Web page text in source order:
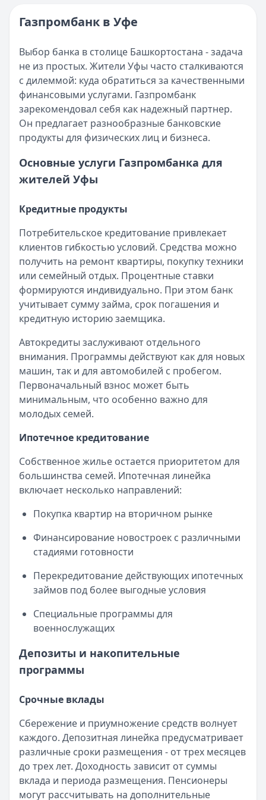
В 2025 году получить ипотечный кредит
Опубликовано:17 ноября 2025 г.
Читать статью
Интернет-банк Бинбанка
Кратко:Современные банковские услуги стали еще
Опубликовано:17 ноября 2025 г.
Категория:Кредиты
Читать статью
Субсидии малоимущим семьям в 2025 году
Кратко:
В сложной финансовой ситуации важно знать
17 ноября 2025 г.
Категория:Кредиты
Оформить кредит для иностранных граждан в 2025 году
Кратко:Получите кредит на сумму до 5 000 000 рублей
Опубликовано:17 ноября 2025 г.
Категория:Кредиты
Читать статью
Все статьи
Газпромбанк в Уфе
Выбор банка в столице Башкортостана - задача
не из простых. Жители Уфы часто сталкиваются
с дилеммой: куда обратиться за качественными
финансовыми услугами. Газпромбанк
зарекомендовал себя как надежный партнер.
Он предлагает разнообразные банковские
продукты для физических лиц и бизнеса.
Основные услуги Газпромбанка для
жителей Уфы
Кредитные продукты
Потребительское кредитование привлекает
клиентов гибкостью условий. Средства можно
получить на ремонт квартиры, покупку техники
или семейный отдых. Процентные ставки
формируются индивидуально. При этом банк
учитывает сумму займа, срок погашения и
кредитную историю заемщика.
Автокредиты заслуживают отдельного
внимания. Программы действуют как для новых
машин, так и для автомобилей с пробегом.
Первоначальный взнос может быть
минимальным, что особенно важно для
молодых семей.
Ипотечное кредитование
Собственное жилье остается приоритетом для
большинства семей. Ипотечная линейка
включает несколько направлений:
Покупка квартир на вторичном рынке
Финансирование новостроек с различными
стадиями готовности
Перекредитование действующих ипотечных
займов под более выгодные условия
Специальные программы для
военнослужащих
Депозиты и накопительные
программы
Срочные вклады
Сбережение и приумножение средств волнует
каждого. Депозитная линейка предусматривает
различные сроки размещения - от трех месяцев
до трех лет. Доходность зависит от суммы
вклада и периода размещения. Пенсионеры
могут рассчитывать на дополнительные